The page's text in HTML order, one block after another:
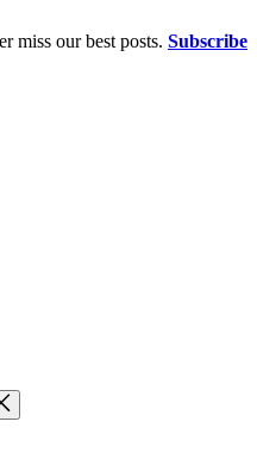
miss our best posts. Subscribe